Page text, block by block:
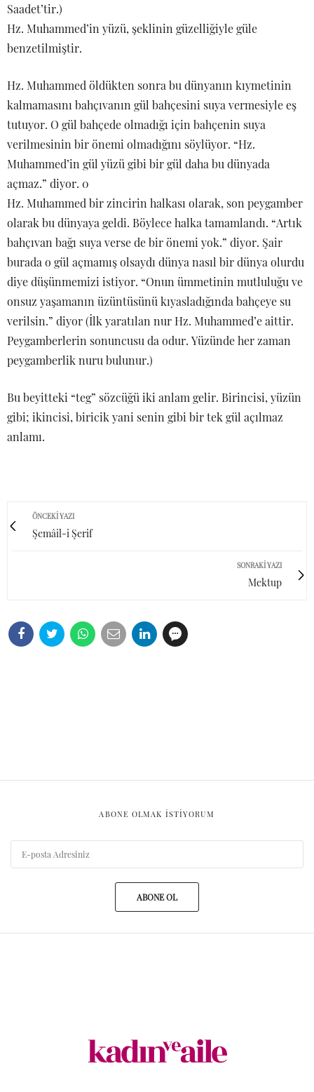
Saadet’tir.)
Hz. Muhammed’in yüzü, şeklinin güzelliğiyle güle
benzetilmiştir.
Hz. Muhammed öldükten sonra bu dünyanın kıymetinin
kalmamasını bahçıvanın gül bahçesini suya vermesiyle eş
tutuyor. O gül bahçede olmadığı için bahçenin suya
verilmesinin bir önemi olmadığını söylüyor. “Hz.
Muhammed’in gül yüzü gibi bir gül daha bu dünyada
açmaz.” diyor. 0
Hz. Muhammed bir zincirin halkası olarak, son peygamber
olarak bu dünyaya geldi. Böylece halka tamamlandı. “Artık
bahçıvan bağı suya verse de bir önemi yok.” diyor. Şair
burada o gül açmamış olsaydı dünya nasıl bir dünya olurdu
diye düşünmemizi istiyor. “Onun ümmetinin mutluluğu ve
onsuz yaşamanın üzüntüsünü kıyasladığında bahçeye su
verilsin.” diyor (İlk yaratılan nur Hz. Muhammed’e aittir.
Peygamberlerin sonuncusu da odur. Yüzünde her zaman
peygamberlik nuru bulunur.)
Bu beyitteki “teg” sözcüğü iki anlam gelir. Birincisi, yüzün
gibi; ikincisi, biricik yani senin gibi bir tek gül açılmaz
anlamı.
ÖNCEKI YAZI
Şemâil-i Şerif
SONRAKI YAZI
Mektup
ABONE OLMAK ISTIYORUM
ABONE OL